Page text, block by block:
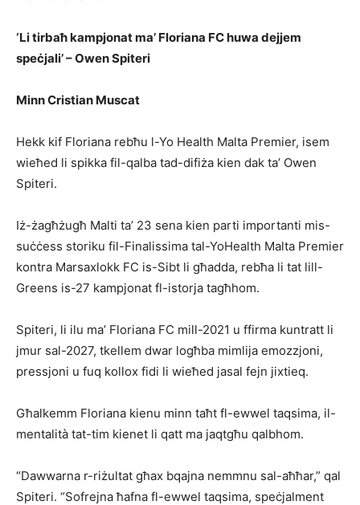
‘Li tirbaħ kampjonat ma’ Floriana FC huwa dejjem
speċjali’ – Owen Spiteri
Minn Cristian Muscat
Hekk kif Floriana rebħu l-Yo Health Malta Premier, isem
wieħed li spikka fil-qalba tad-difiża kien dak ta’ Owen
Spiteri.
Iż-żagħżugħ Malti ta’ 23 sena kien parti importanti mis-
suċċess storiku fil-Finalissima tal-YoHealth Malta Premier
kontra Marsaxlokk FC is-Sibt li għadda, rebħa li tat lill-
Greens is-27 kampjonat fl-istorja tagħhom.
Spiteri, li ilu ma’ Floriana FC mill-2021 u ffirma kuntratt li
jmur sal-2027, tkellem dwar logħba mimlija emozzjoni,
pressjoni u fuq kollox fidi li wieħed jasal fejn jixtieq.
Għalkemm Floriana kienu minn taħt fl-ewwel taqsima, il-
mentalità tat-tim kienet li qatt ma jaqtgħu qalbhom.
“Dawwarna r-riżultat għax bqajna nemmnu sal-aħħar,” qal
Spiteri. “Sofrejna ħafna fl-ewwel taqsima, speċjalment